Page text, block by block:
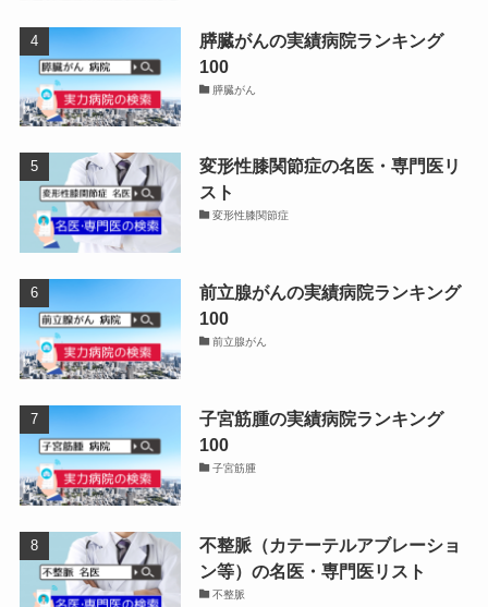
膵臓がんの実績病院ランキング
100
膵臓がん
変形性膝関節症の名医・専門医リ
スト
変形性膝関節症
前立腺がんの実績病院ランキング
100
前立腺がん
子宮筋腫の実績病院ランキング
100
子宮筋腫
不整脈（カテーテルアブレーショ
ン等）の名医・専門医リスト
不整脈